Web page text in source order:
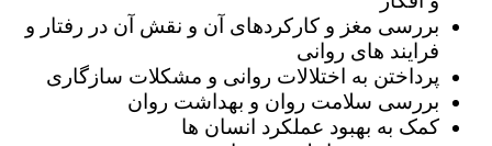
بررسی مغز و کارکردهای آن و نقش آن در رفتار و
فرایند های روانی
پرداختن به اختلالات روانی و مشکلات سازگاری
بررسی سلامت روان و بهداشت روان
کمک به بهبود عملکرد انسان ها